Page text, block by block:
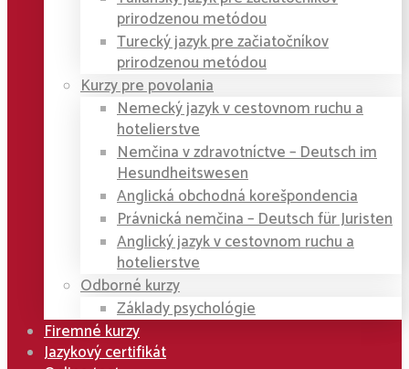
prirodzenou metódou
Turecký jazyk pre začiatočníkov
prirodzenou metódou
Kurzy pre povolania
Nemecký jazyk v cestovnom ruchu a
hotelierstve
Nemčina v zdravotníctve – Deutsch im
Hesundheitswesen
Anglická obchodná korešpondencia
Právnická nemčina – Deutsch für Juristen
Anglický jazyk v cestovnom ruchu a
hotelierstve
Odborné kurzy
Základy psychológie
Firemné kurzy
Jazykový certifikát